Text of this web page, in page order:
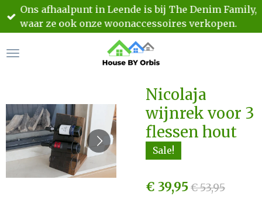
Ga
direct
de
Ons afhaalpunt in Leende is bij The Denim Family,
waar ze ook onze woonaccessoires verkopen.
Nicolaja
wijnrek voor 3
flessen hout
Sale!
€ 39,95€ 53,95